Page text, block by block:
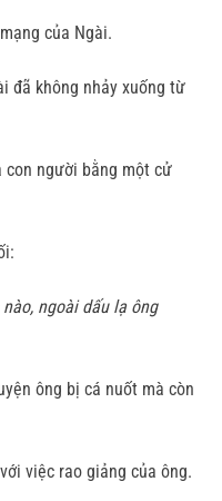
của Ngài.
đã không nhảy xuống từ
con người bằng một cử
ngoài dấu lạ ông
ông bị cá nuốt mà còn
việc rao giảng của ông.